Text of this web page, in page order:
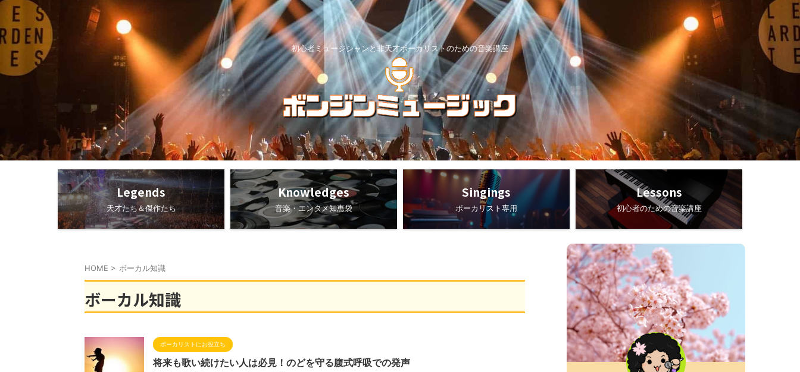
初心者ミュージシャンと非天才ボーカリストのための音楽講座
Legends
天才たち＆傑作たち
Knowledges
音楽・エンタメ知恵袋
Singings
ボーカリスト専用
Lessons
初心者のための音楽講座
HOME > ボーカル知識
ボーカル知識
ボーカリストにお役立ち
将来も歌い続けたい人は必見！のどを守る腹式呼吸での発声